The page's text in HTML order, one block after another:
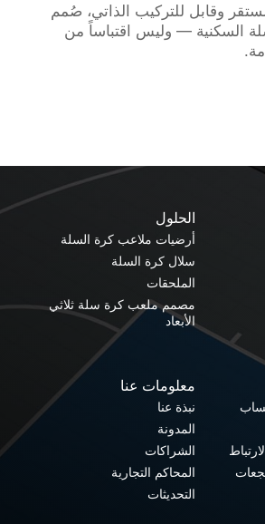
وقابل للتركيب الذاتي، صُمم
السكنية — وليس اقتباساً من
الحلول
أرضيات ملاعب كرة السلة
سلال كرة السلة
الملحقات
مصمم ملعب كرة سلة ثلاثي
الأبعاد
معلومات عنا
نبذة عنا
المدونة
الشراكات
المحاكم التجارية
التحديثات